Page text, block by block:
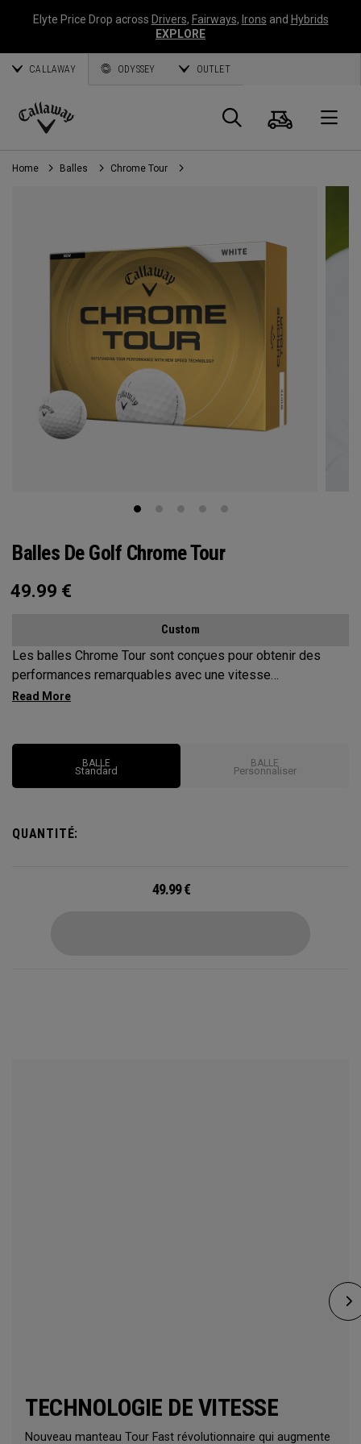
Elyte Price Drop across Drivers, Fairways, Irons and Hybrids
EXPLORE
CALLAWAY ODYSSEY OUTLET
Callaway
Golf
Panier
Home Balles Chrome Tour
Balles De Golf Chrome Tour
49.99 €
Custom
Les balles Chrome Tour sont conçues pour obtenir des
performances remarquables avec une vitesse
exceptionnelle, un vol de balle constant, un spin incroyable
BALLE
Standard
BALLE
Personnaliser
QUANTITÉ:
49.99€
TECHNOLOGIE DE VITESSE
Nouveau manteau Tour Fast révolutionnaire qui augmente